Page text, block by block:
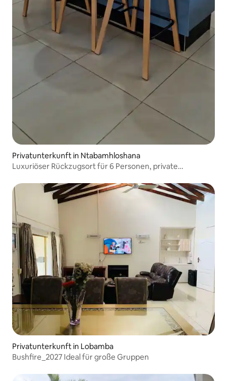
Privatunterkunft in Ntabamhloshana
Luxuriöser Rückzugsort für 6 Personen, private
Privatunterkunft in Lobamba
Bushfire_2027 Ideal für große Gruppen